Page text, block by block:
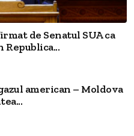
de Senatul SUA ca
Republica...
american – Moldova